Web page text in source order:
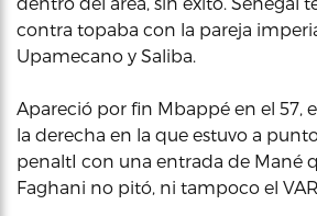
contra topaba con la pareja
Upamecano y Saliba.
Apareció por fin Mbappé en el 57,
la derecha en la que estuvo a
penaltI con una entrada de Mané
Faghani no pitó, ni tampoco el